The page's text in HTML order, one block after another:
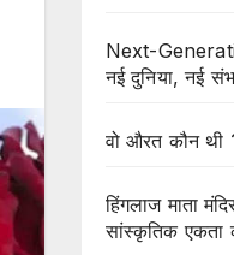
Next-
नई दुनिया, नई
वो औरत कौन थी
हिंगलाज माता
सांस्कृतिक एकता